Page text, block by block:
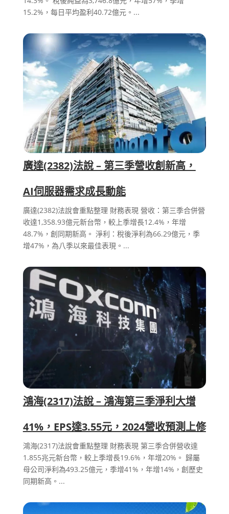
15.2%，每日平均盈利40.72億元。...
廣達(2382)法說 – 第三季營收創新高，
AI伺服器需求成長動能
廣達(2382)法說會重點整理 財務表現 營收：第三季合併營
收達1,358.93億元新台幣，較上季增長12.4%，年增
48.7%，創同期新高。 淨利：稅後淨利為66.29億元，季
增47%，為八季以來最佳表現。...
鴻海(2317)法說 – 鴻海第三季淨利大增
41%，EPS達3.55元，2024營收預測上修
鴻海(2317)法說會重點整理 財務表現 第三季合併營收達
1.855兆元新台幣，較上季增長19.6%，年增20%。 歸屬
母公司淨利為493.25億元，季增41%，年增14%，創歷史
同期新高。...